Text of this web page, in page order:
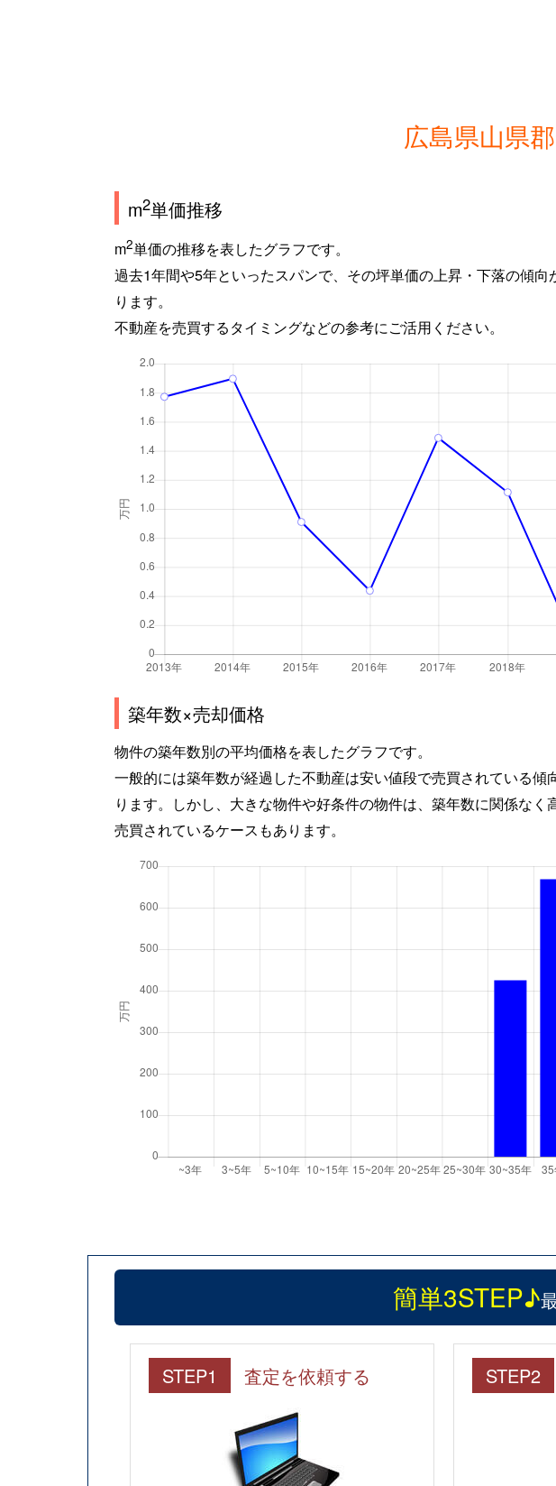
広島県山県
m2単価推移
m2単価の推移を表したグラフです。
過去1年間や5年といったスパンで、その坪単価の上昇・下落の傾向
ります。
不動産を売買するタイミングなどの参考にご活用ください。
築年数×売却価格
物件の築年数別の平均価格を表したグラフです。
一般的には築年数が経過した不動産は安い値段で売買されている傾
ります。しかし、大きな物件や好条件の物件は、築年数に関係なく
売買されているケースもあります。
簡単3STEP♪
STEP1 査定を依頼する STEP2